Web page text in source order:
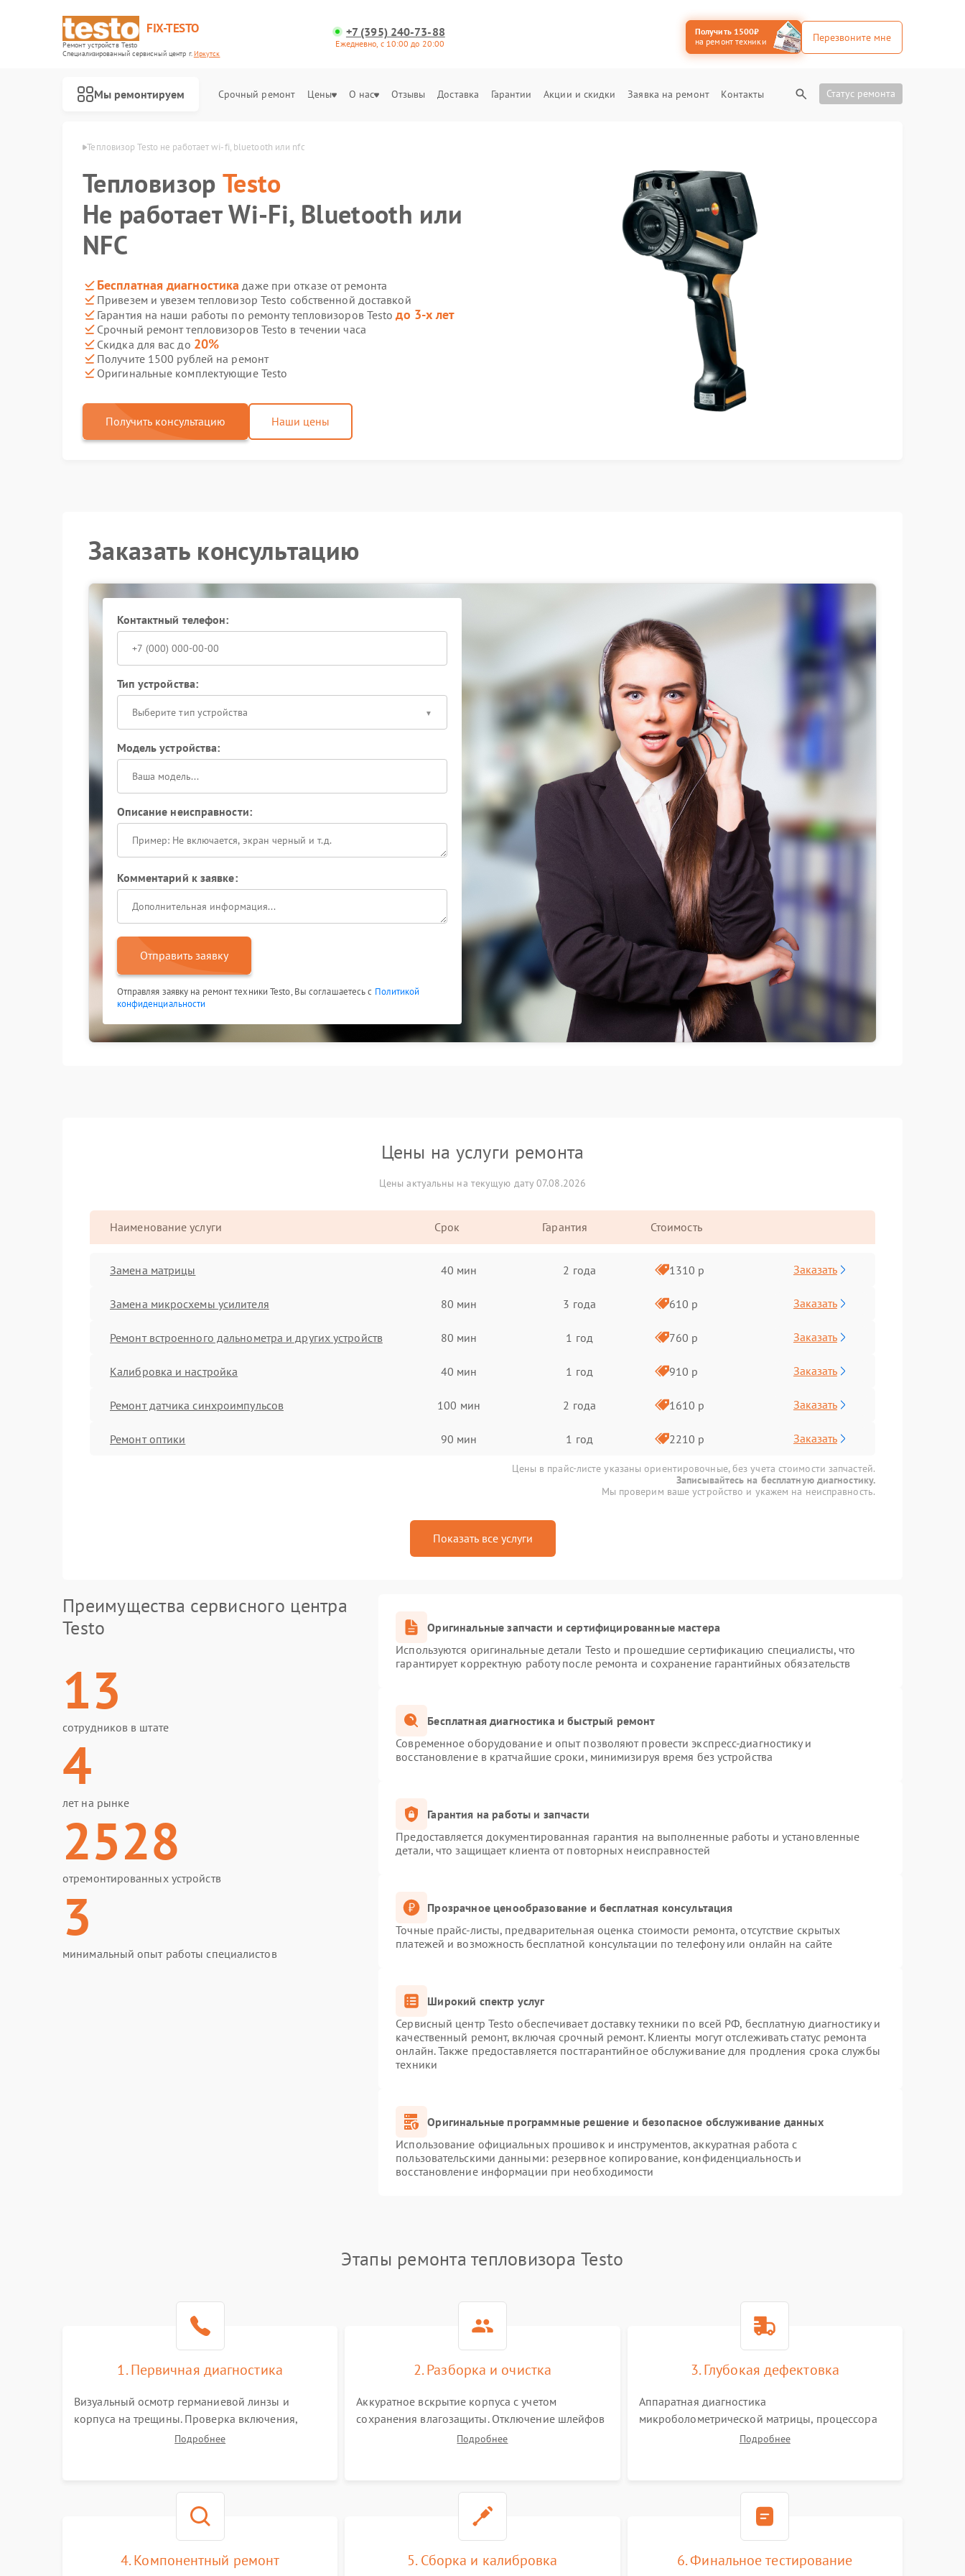
FIX-TESTO
Ремонт устройств Testo
Специализированный cервисный центр г.Иркутск
+7 (395) 240-73-88
Ежедневно, с 10:00 до 20:00
Получить 1500₽
на ремонт техники
Перезвоните мне
Мы ремонтируем Срочный ремонт Цены О нас Отзывы Доставка Гарантии Акции и скидки Заявка на ремонт Контакты Статус ремонта
Testo в Иркутске Тепловизор Testo не работает wi‑fi, bluetooth или nfc
Тепловизор Testo
Не работает Wi‑Fi, Bluetooth или
NFC
Бесплатная диагностика даже при отказе от ремонта
Привезем и увезем тепловизор Testo собственной доставкой
Гарантия на наши работы по ремонту тепловизоров Testoдо 3-х лет
Срочный ремонт тепловизоров Testo в течении часа
Скидка для вас до 20%
Получите 1500 рублей на ремонт
Оригинальные комплектующие Testo
Получить консультацию Наши цены
Заказать консультацию
Контактный телефон:
Тип устройства:
Выберите тип устройства
Модель устройства:
Описание неисправности:
Комментарий к заявке:
Отправить заявку
Отправляя заявку на ремонт техники Testo, Вы соглашаетесь с Политикой
конфиденциальности
Цены на услуги ремонта
Цены актуальны на текущую дату 07.08.2026
Наименование услуги Срок Гарантия Стоимость
Замена матрицы 40 мин 2 года 1310 р Заказать
Замена микросхемы усилителя 80 мин 3 года 610 р Заказать
Ремонт встроенного дальнометра и других устройств 80 мин 1 год 760 р Заказать
Калибровка и настройка 40 мин 1 год 910 р Заказать
Ремонт датчика синхроимпульсов 100 мин 2 года 1610 р Заказать
Ремонт оптики 90 мин 1 год 2210 р Заказать
Цены в прайс-листе указаны ориентировочные, без учета стоимости запчастей.
Записывайтесь на бесплатную диагностику.
Мы проверим ваше устройство и укажем на неисправность.
Показать все услуги
Преимущества сервисного центра
Testo
13
сотрудников в штате
4
лет на рынке
2528
отремонтированных устройств
3
минимальный опыт работы специалистов
Оригинальные запчасти и сертифицированные мастера
Используются оригинальные детали Testo и прошедшие сертификацию специалисты, что
гарантирует корректную работу после ремонта и сохранение гарантийных обязательств
Бесплатная диагностика и быстрый ремонт
Современное оборудование и опыт позволяют провести экспресс-диагностику и
восстановление в кратчайшие сроки, минимизируя время без устройства
Гарантия на работы и запчасти
Предоставляется документированная гарантия на выполненные работы и установленные
детали, что защищает клиента от повторных неисправностей
Прозрачное ценообразование и бесплатная консультация
Точные прайс-листы, предварительная оценка стоимости ремонта, отсутствие скрытых
платежей и возможность бесплатной консультации по телефону или онлайн на сайте
Широкий спектр услуг
Сервисный центр Testo обеспечивает доставку техники по всей РФ, бесплатную диагностику и
качественный ремонт, включая срочный ремонт. Клиенты могут отслеживать статус ремонта
онлайн. Также предоставляется постгарантийное обслуживание для продления срока службы
техники
Оригинальные программные решение и безопасное обслуживание данных
Использование официальных прошивок и инструментов, аккуратная работа с
пользовательскими данными: резервное копирование, конфиденциальность и
восстановление информации при необходимости
Этапы ремонта тепловизора Testo
1. Первичная диагностика
Визуальный осмотр германиевой линзы и
корпуса на трещины. Проверка включения,
реакции кнопок и разъемов зарядки. Оценка
Подробнее
2. Разборка и очистка
Аккуратное вскрытие корпуса с учетом
сохранения влагозащиты. Отключение шлейфов
питания и дисплея. Очистка внутренних плат от
Подробнее
3. Глубокая дефектовка
Аппаратная диагностика
микроболометрической матрицы, процессора
обработки изображений и цепей питания.
Подробнее
4. Компонентный ремонт 5. Сборка и калибровка 6. Финальное тестирование